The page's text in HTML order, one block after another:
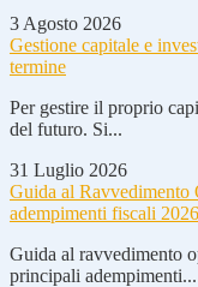
3 Agosto 2026
Gestione capitale e
termine
Per gestire il proprio
del futuro. Si...
31 Luglio 2026
Guida al Ravvedimento
adempimenti fiscali 2026
Guida al ravvedimento
principali adempimenti...